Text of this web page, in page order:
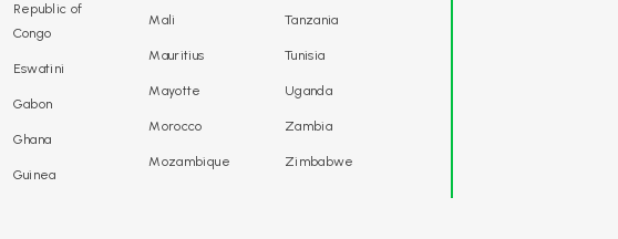
Republic of
Congo
Eswatini
Gabon
Ghana
Guinea
Mali
Mauritius
Mayotte
Morocco
Mozambique
Tanzania
Tunisia
Uganda
Zambia
Zimbabwe